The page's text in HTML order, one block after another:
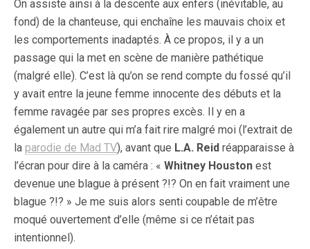
On assiste ainsi à la descente aux enfers (inévitable, au
fond) de la chanteuse, qui enchaîne les mauvais choix et
les comportements inadaptés. À ce propos, il y a un
passage qui la met en scène de manière pathétique
(malgré elle). C’est là qu’on se rend compte du fossé qu’il
y avait entre la jeune femme innocente des débuts et la
femme ravagée par ses propres excès. Il y en a
également un autre qui m’a fait rire malgré moi (l’extrait de
la parodie de Mad TV), avant que L.A. Reid réapparaisse à
l’écran pour dire à la caméra : « Whitney Houston est
devenue une blague à présent ?!? On en fait vraiment une
blague ?!? » Je me suis alors senti coupable de m’être
moqué ouvertement d’elle (même si ce n’était pas
intentionnel).